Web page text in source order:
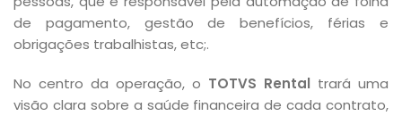
de pagamento, gestão de benefícios, férias e
obrigações trabalhistas, etc;.
No centro da operação, o TOTVS Rental trará uma
visão clara sobre a saúde financeira de cada contrato,